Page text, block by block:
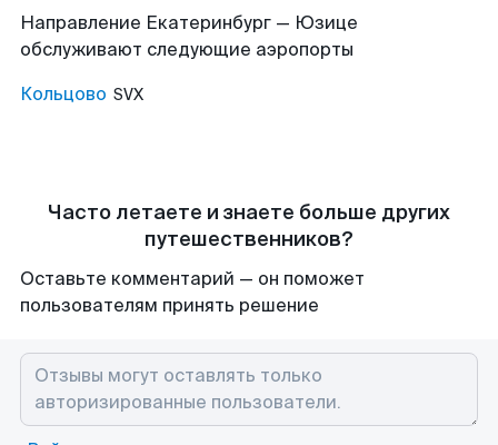
Направление Екатеринбург — Юзице
обслуживают следующие аэропорты
Кольцово SVX
Часто летаете и знаете больше других
путешественников?
Оставьте комментарий — он поможет
пользователям принять решение